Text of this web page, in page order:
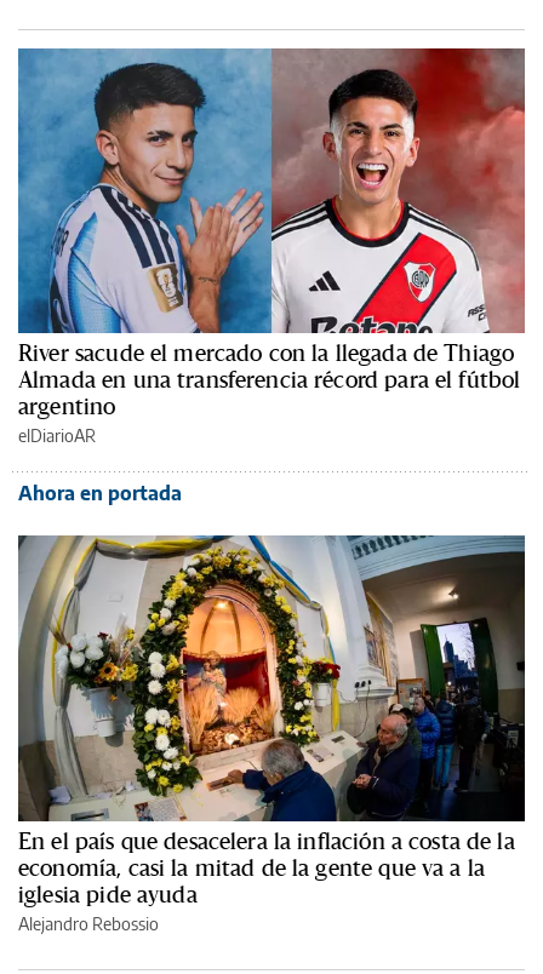
River sacude el mercado con la llegada de Thiago
Almada en una transferencia récord para el fútbol
argentino
elDiarioAR
Ahora en portada
En el país que desacelera la inflación a costa de la
economía, casi la mitad de la gente que va a la
iglesia pide ayuda
Alejandro Rebossio